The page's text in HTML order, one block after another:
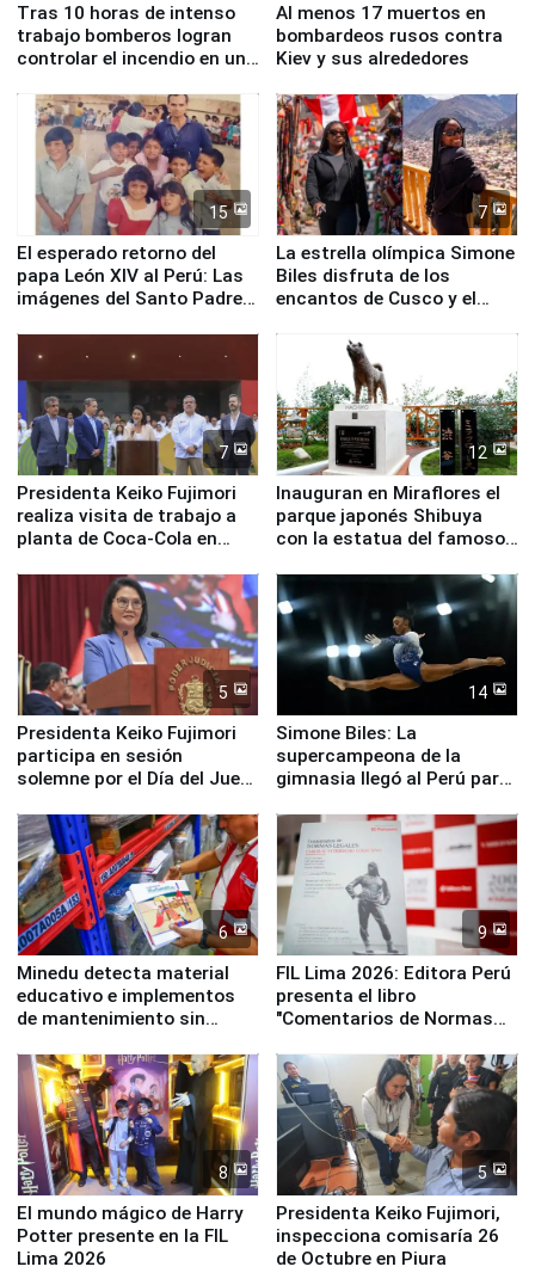
Tras 10 horas de intenso
trabajo bomberos logran
controlar el incendio en una
de Chile
Al menos 17 muertos en
bombardeos rusos contra
Kiev y sus alrededores
15
El esperado retorno del
papa León XIV al Perú: Las
imágenes del Santo Padre
7
La estrella olímpica Simone
Biles disfruta de los
encantos de Cusco y el
7
Presidenta Keiko Fujimori
realiza visita de trabajo a
planta de Coca-Cola en
12
Inauguran en Miraflores el
parque japonés Shibuya
con la estatua del famoso
5
Presidenta Keiko Fujimori
participa en sesión
solemne por el Día del Juez
14
Simone Biles: La
supercampeona de la
gimnasia llegó al Perú para
Panamericanos Lima 2027
6
Minedu detecta material
educativo e implementos
de mantenimiento sin
la UGEL 2
9
FIL Lima 2026: Editora Perú
presenta el libro
"Comentarios de Normas
Derecho Colectivo"
8
El mundo mágico de Harry
Potter presente en la FIL
Lima 2026
5
Presidenta Keiko Fujimori,
inspecciona comisaría 26
de Octubre en Piura